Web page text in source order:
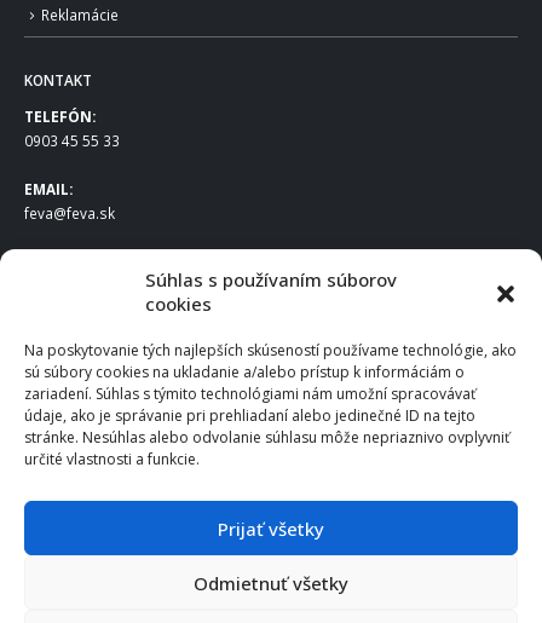
Súhlas s používaním súborov
cookies
Na poskytovanie tých najlepších skúseností používame technológie, ako
sú súbory cookies na ukladanie a/alebo prístup k informáciám o
zariadení. Súhlas s týmito technológiami nám umožní spracovávať
údaje, ako je správanie pri prehliadaní alebo jedinečné ID na tejto
stránke. Nesúhlas alebo odvolanie súhlasu môže nepriaznivo ovplyvniť
určité vlastnosti a funkcie.
Prijať všetky
Odmietnuť všetky
Reklamácie
KONTAKT
TELEFÓN:
0903 45 55 33
EMAIL:
feva@feva.sk
FEVA Slovakia SK s.r.o.
831 04 Bratislava
IČO: 50922688
DIČ: 2120539388
IČ DPH: SK2120539388
Po – Pia: 8:00 – 16:30